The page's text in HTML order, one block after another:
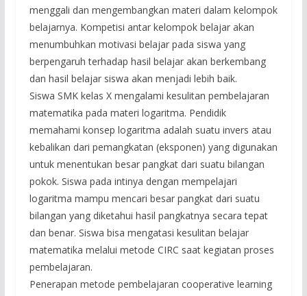
menggali dan mengembangkan materi dalam kelompok
belajarnya. Kompetisi antar kelompok belajar akan
menumbuhkan motivasi belajar pada siswa yang
berpengaruh terhadap hasil belajar akan berkembang
dan hasil belajar siswa akan menjadi lebih baik.
Siswa SMK kelas X mengalami kesulitan pembelajaran
matematika pada materi logaritma. Pendidik
memahami konsep logaritma adalah suatu invers atau
kebalikan dari pemangkatan (eksponen) yang digunakan
untuk menentukan besar pangkat dari suatu bilangan
pokok. Siswa pada intinya dengan mempelajari
logaritma mampu mencari besar pangkat dari suatu
bilangan yang diketahui hasil pangkatnya secara tepat
dan benar. Siswa bisa mengatasi kesulitan belajar
matematika melalui metode CIRC saat kegiatan proses
pembelajaran.
Penerapan metode pembelajaran cooperative learning